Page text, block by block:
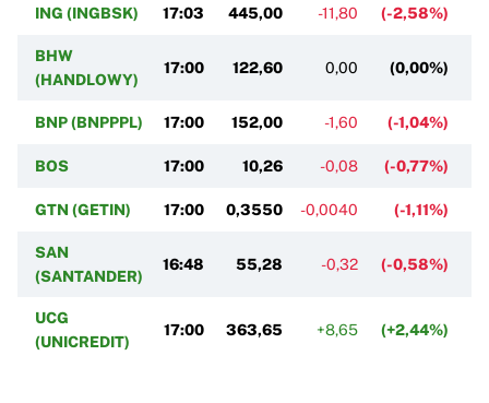
ING (INGBSK) 17:03 445,00 -11,80 (-2,58%)
BHW
(HANDLOWY)
17:00 122,60 0,00 (0,00%)
BNP (BNPPPL) 17:00 152,00 -1,60 (-1,04%)
BOS 17:00 10,26 -0,08 (-0,77%)
GTN (GETIN) 17:00 0,3550 -0,0040 (-1,11%)
SAN
(SANTANDER)
16:48 55,28 -0,32 (-0,58%)
UCG
(UNICREDIT)
17:00 363,65 +8,65 (+2,44%)